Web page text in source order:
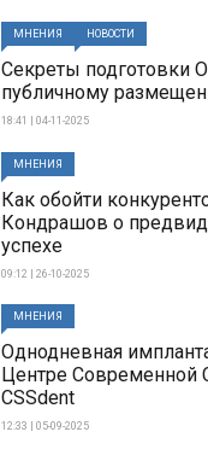
МНЕНИЯ НОВОСТИ
Секреты подготовки
публичному
18:41 | 04-11-2025
МНЕНИЯ
Как обойти
Кондрашов о
успехе
09:12 | 26-10-2025
МНЕНИЯ
Однодневная
Центре Современной
CSSdent
12:33 | 05-09-2025